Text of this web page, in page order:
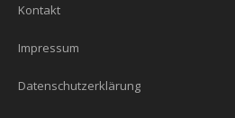
Kontakt
Impressum
Datenschutzerklärung